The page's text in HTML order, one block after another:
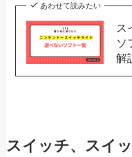
あわせて読みたい
ス
ソ
解
スイッチ、スイ